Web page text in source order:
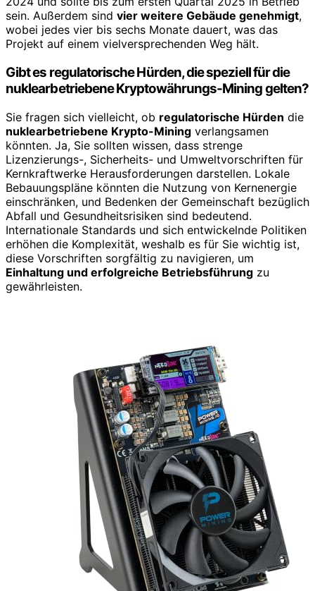
sein. Außerdem sind vier weitere Gebäude genehmigt,
wobei jedes vier bis sechs Monate dauert, was das
Projekt auf einem vielversprechenden Weg hält.
Gibt es regulatorische Hürden, die speziell für die
nuklearbetriebene Kryptowährungs-Mining gelten?
Sie fragen sich vielleicht, ob regulatorische Hürden die
nuklearbetriebene Krypto-Mining verlangsamen
könnten. Ja, Sie sollten wissen, dass strenge
Lizenzierungs-, Sicherheits- und Umweltvorschriften für
Kernkraftwerke Herausforderungen darstellen. Lokale
Bebauungspläne könnten die Nutzung von Kernenergie
einschränken, und Bedenken der Gemeinschaft bezüglich
Abfall und Gesundheitsrisiken sind bedeutend.
Internationale Standards und sich entwickelnde Politiken
erhöhen die Komplexität, weshalb es für Sie wichtig ist,
diese Vorschriften sorgfältig zu navigieren, um
Einhaltung und erfolgreiche Betriebsführung zu
gewährleisten.